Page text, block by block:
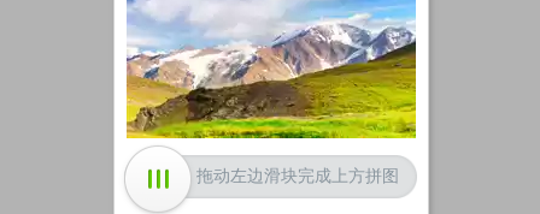
加载中
拖动左边滑块完成上方拼图